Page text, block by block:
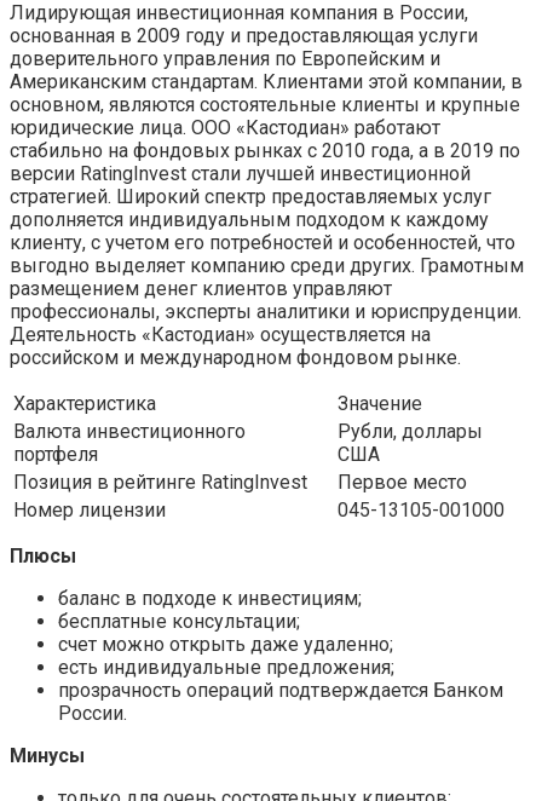
Лидирующая инвестиционная компания в России,
основанная в 2009 году и предоставляющая услуги
доверительного управления по Европейским и
Американским стандартам. Клиентами этой компании, в
основном, являются состоятельные клиенты и крупные
юридические лица. ООО «Кастодиан» работают
стабильно на фондовых рынках с 2010 года, а в 2019 по
версии RatingInvest стали лучшей инвестиционной
стратегией. Широкий спектр предоставляемых услуг
дополняется индивидуальным подходом к каждому
клиенту, с учетом его потребностей и особенностей, что
выгодно выделяет компанию среди других. Грамотным
размещением денег клиентов управляют
профессионалы, эксперты аналитики и юриспруденции.
Деятельность «Кастодиан» осуществляется на
российском и международном фондовом рынке.
Характеристика
Значение
Валюта инвестиционного
портфеля
Рубли, доллары
США
Позиция в рейтинге RatingInvest
Первое место
Номер лицензии
045-13105-001000
Плюсы
баланс в подходе к инвестициям;
бесплатные консультации;
счет можно открыть даже удаленно;
есть индивидуальные предложения;
прозрачность операций подтверждается Банком
России.
Минусы